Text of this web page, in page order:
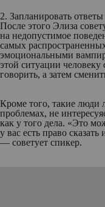
2. Запланировать ответы
После этого Элиза
на недопустимое
самых
эмоциональными
этой ситуации человеку
говорить, а затем
Кроме того, такие люди
проблемах, не
как у того дела. «Это
у вас есть право
— советует спикер.